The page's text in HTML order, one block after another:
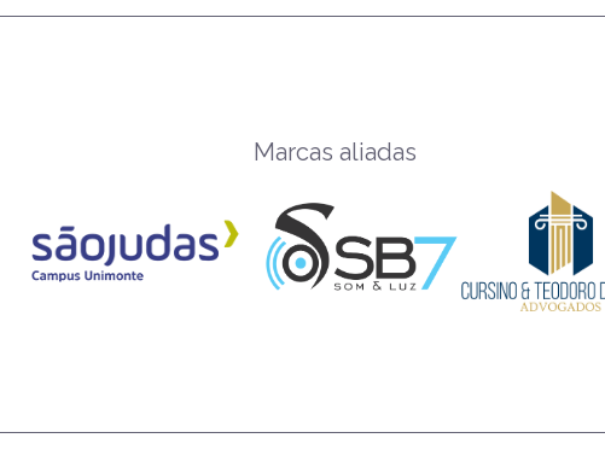
Marcas aliadas